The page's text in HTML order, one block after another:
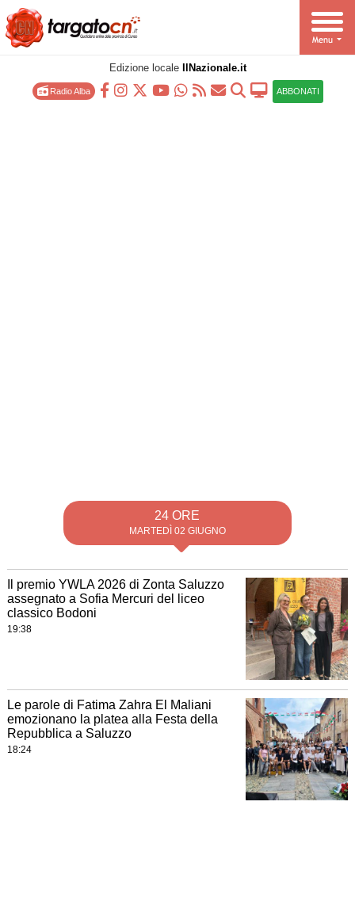
Edizione locale IlNazionale.it
Radio Alba ABBONATI
24 ORE
MARTEDÌ 02 GIUGNO
Il premio YWLA 2026 di Zonta Saluzzo
assegnato a Sofia Mercuri del liceo
classico Bodoni
19:38
Le parole di Fatima Zahra El Maliani
emozionano la platea alla Festa della
Repubblica a Saluzzo
18:24